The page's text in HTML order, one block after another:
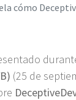
grupo vinculado a Corea del Norte, utiliza
(25 de